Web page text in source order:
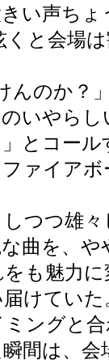
い声ちょ
と会場
んのか？
いやらし
とコール
ァイア
つつ雄
曲を、や
も魅力
けていた
ングと
間は、会